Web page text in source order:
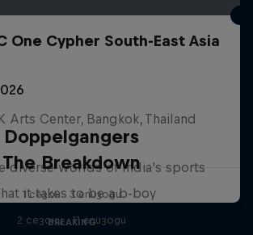
One Cypher South-East Asia
Arts Center, Bangkok, Thailand
Doppelgangers
diverse worlds of India's sports
1 сезон · 3 епизоди
BREAKING
The Breakdown
it takes to be a b-boy
2 сезони · 11 епизоди